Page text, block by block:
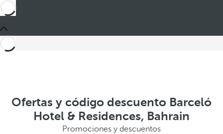
Ofertas y código descuento Barceló
Hotel & Residences, Bahrain
Promociones y descuentos